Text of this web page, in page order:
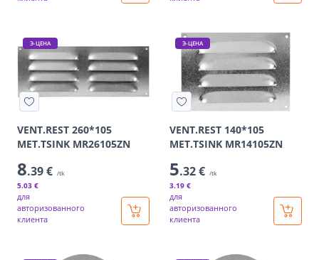
Э-ЦЕНА
VENT.REST 260*105
MET.TSINK MR26105ZN
8.39 € /tk
5.03 €
для
авторизованного
клиента
Э-ЦЕНА
VENT.REST 140*105
MET.TSINK MR14105ZN
5.32 € /tk
3.19 €
для
авторизованного
клиента